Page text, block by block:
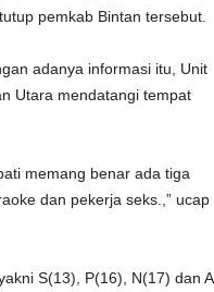
pemkab Bintan tersebut.
adanya informasi itu, Unit
Utara mendatangi tempat
memang benar ada tiga
dan pekerja seks.,” ucap
S(13), P(16), N(17) dan A